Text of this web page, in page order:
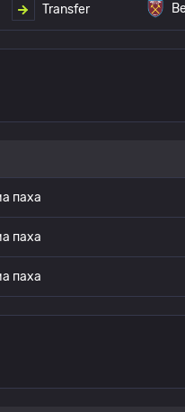
Transfer
паха
паха
паха